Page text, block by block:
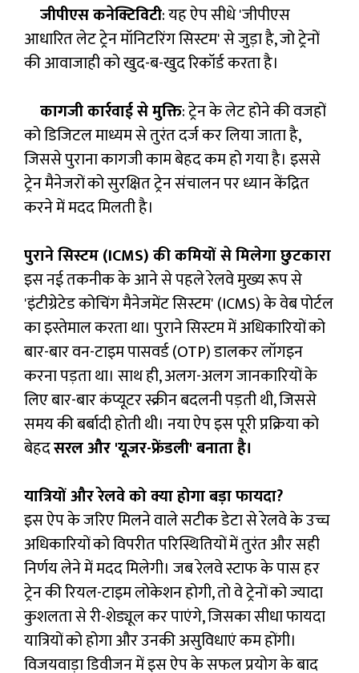
जीपीएस कनेक्टिविटी: यह ऐप सीधे 'जीपीएस
आधारित लेट ट्रेन मॉनिटरिंग सिस्टम' से जुड़ा है, जो ट्रेनों
की आवाजाही को खुद-ब-खुद रिकॉर्ड करता है।
कागजी कार्रवाई से मुक्ति: ट्रेन के लेट होने की वजहों
को डिजिटल माध्यम से तुरंत दर्ज कर लिया जाता है,
जिससे पुराना कागजी काम बेहद कम हो गया है। इससे
ट्रेन मैनेजरों को सुरक्षित ट्रेन संचालन पर ध्यान केंद्रित
करने में मदद मिलती है।
पुराने सिस्टम (ICMS) की कमियों से मिलेगा छुटकारा
इस नई तकनीक के आने से पहले रेलवे मुख्य रूप से
'इंटीग्रेटेड कोचिंग मैनेजमेंट सिस्टम' (ICMS) के वेब पोर्टल
का इस्तेमाल करता था। पुराने सिस्टम में अधिकारियों को
बार-बार वन-टाइम पासवर्ड (OTP) डालकर लॉगइन
करना पड़ता था। साथ ही, अलग-अलग जानकारियों के
लिए बार-बार कंप्यूटर स्क्रीन बदलनी पड़ती थी, जिससे
समय की बर्बादी होती थी। नया ऐप इस पूरी प्रक्रिया को
बेहदसरल और 'यूजर-फ्रेंडली' बनाता है।
यात्रियों और रेलवे को क्या होगा बड़ा फायदा?
इस ऐप के जरिए मिलने वाले सटीक डेटा से रेलवे के उच्च
अधिकारियों को विपरीत परिस्थितियों में तुरंत और सही
निर्णय लेने में मदद मिलेगी। जब रेलवे स्टाफ के पास हर
ट्रेन की रियल-टाइम लोकेशन होगी, तो वे ट्रेनों को ज्यादा
कुशलता से री-शेड्यूल कर पाएंगे, जिसका सीधा फायदा
यात्रियों को होगा और उनकी असुविधाएं कम होंगी।
विजयवाड़ा डिवीजन में इस ऐप के सफल प्रयोग के बाद